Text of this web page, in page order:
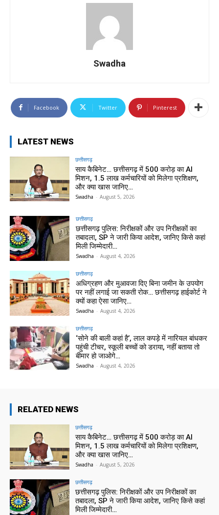
Swadha
Facebook Twitter Pinterest
LATEST NEWS
छत्तीसगढ़
साय कैबिनेट… छत्तीसगढ़ में 500 करोड़ का AI
मिशन, 1.5 लाख कर्मचारियों को मिलेगा प्रशिक्षण,
और क्या खास जानिए…
Swadha - August 5, 2026
छत्तीसगढ़
छत्तीसगढ़ पुलिस: निरीक्षकों और उप निरीक्षकों का
तबादला, SP ने जारी किया आदेश, जानिए किसे कहां
मिली जिम्मेदारी…
Swadha - August 4, 2026
छत्तीसगढ़
अधिग्रहण और मुआवजा दिए बिना जमीन के उपयोग
पर नहीं लगाई जा सकती रोक… छत्तीसगढ़ हाईकोर्ट ने
क्यों कहा ऐसा जानिए…
Swadha - August 4, 2026
छत्तीसगढ़
‘सोने की बाली कहां है’, लाल कपड़े में नारियल बांधकर
पहुंची टीचर, स्कूली बच्चों को डराया, नहीं बताया तो
बीमार हो जाओगे…
Swadha - August 4, 2026
RELATED NEWS
छत्तीसगढ़
साय कैबिनेट… छत्तीसगढ़ में 500 करोड़ का AI
मिशन, 1.5 लाख कर्मचारियों को मिलेगा प्रशिक्षण,
और क्या खास जानिए…
Swadha - August 5, 2026
छत्तीसगढ़
छत्तीसगढ़ पुलिस: निरीक्षकों और उप निरीक्षकों का
तबादला, SP ने जारी किया आदेश, जानिए किसे कहां
मिली जिम्मेदारी…